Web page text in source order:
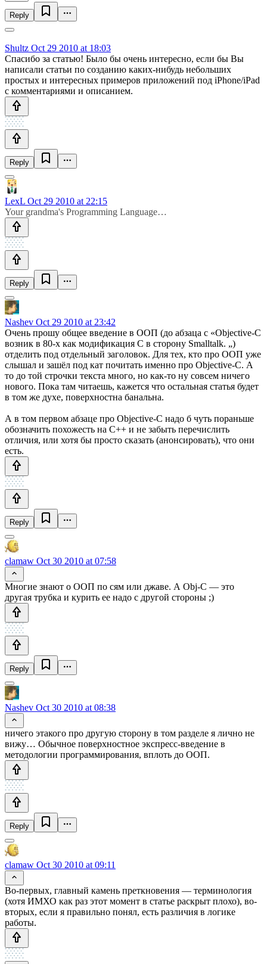
Reply
Shultz Oct 29 2010 at 18:03
Спасибо за статью! Было бы очень интересно, если бы Вы
написали статьи по созданию каких-нибудь небольших
простых и интересных примеров приложений под iPhone/iPad
с комментариями и описанием.
Reply
LexL Oct 29 2010 at 22:15
Your grandma's Programming Language…
Reply
Nashev Oct 29 2010 at 23:42
Очень прошу общее введение в ООП (до абзаца с «Objective-C
возник в 80-x как модификация С в сторону Smalltalk. „)
отделить под отдельный заголовок. Для тех, кто про ООП уже
слышал и зашёл под кат почитать именно про Objective-C. А
то до той строчки текста много, но как-то ну совсем ничего
нового. Пока там читаешь, кажется что остальная статья будет
в том же духе, поверхностна банальна.
А в том первом абзаце про Objective-C надо б чуть пораньше
обозначить похожесть на С++ и не забыть перечислить
отличия, или хотя бы просто сказать (анонсировать), что они
есть.
Reply
clamaw Oct 30 2010 at 07:58
Многие знают о ООП по сям или джаве. А Obj-C — это
другая трубка и курить ее надо с другой стороны ;)
Reply
Nashev Oct 30 2010 at 08:38
ничего этакого про другую сторону в том разделе я лично не
вижу… Обычное поверхностное экспресс-введение в
методологии программирования, вплоть до ООП.
Reply
clamaw Oct 30 2010 at 09:11
Во-первых, главный камень преткновения — терминология
(хотя ИМХО как раз этот момент в статье раскрыт плохо), во-
вторых, если я правильно понял, есть различия в логике
работы.